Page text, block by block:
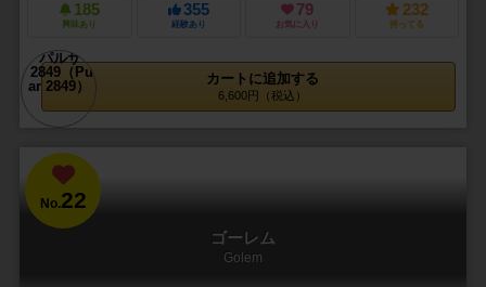
185
興味あり
355
経験あり
79
お気に入り
232
持ってる
カートに追加する
6,600円（税込）
No.22
ゴーレム
Golem